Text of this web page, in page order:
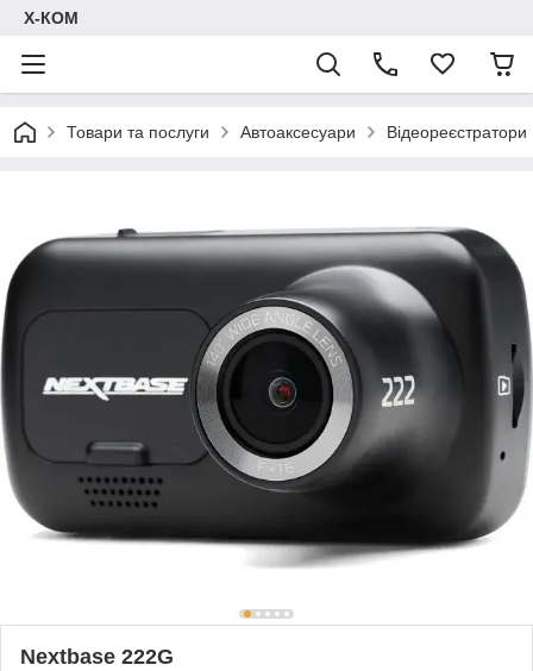
Х-КОМ
Товари та послуги Автоаксесуари Відеореєстратори
Nextbase 222G